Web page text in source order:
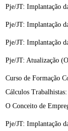
Pje/JT: Implantação
Pje/JT: Implantação
Pje/JT: Implantação
Pje/JT: Atualização
Curso de Formação
Cálculos
O Conceito de
Pje/JT: Implantação